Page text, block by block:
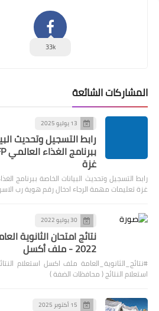
33k
المشاركات الشائعة
13 يوليو 2025
رابط التسجيل وتحديث
غزة
رابط التسجيل وتحديث البيانات الخاصة ببرنامج
غزة تعليمات مهمة الرجاء ادخال رقم هوية رب
30 يوليو 2022
نتائج امتحان الثانوية
2022 - ملف أكسل
#نتائج_الثانوية_العامة ملف اكسل استعلام
استعلام النتائج ( محافظات الضفة )
15 أكتوبر 2025